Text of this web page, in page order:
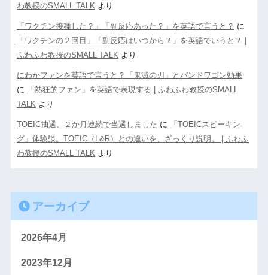
わ教授のSMALL TALK より
「ワクチン接種した？」「副反応あった？」を英語で言うと？ に
「ワクチンの２回目」「副反応はいつから？」を英語でいうと？ |
ふわふわ教授のSMALL TALK より
にわかファンを英語で言うと？「鬼滅の刃」とバンドワゴン効果
に
「熱狂的ファン」を英語で表現する | ふわふわ教授のSMALL
TALK より
TOEIC抽選、２か月連続で当選しました に
「TOEICスピーキン
グ」体験談。TOEIC（L&R）との違いを、ざっくり説明。 | ふわふ
わ教授のSMALL TALK より
アーカイブ
2026年4月
2023年12月